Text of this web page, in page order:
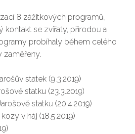
8 zážitkových programů,
kontakt se zvířaty, přírodou a
probíhaly během celého
zaměřeny.
statek (9.3.2019)
statku (23.3.2019)
statku (20.4.2019)
v háj (18.5.2019)